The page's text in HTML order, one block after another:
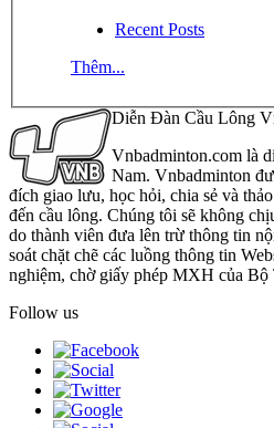
Recent Posts
Thêm...
Diễn Đàn Cầu Lông
Vnbadminton.com là
Nam. Vnbadminton
đích giao lưu, học hỏi, chia sẻ và
đến cầu lông. Chúng tôi sẽ không
do thành viên đưa lên trừ thông tin
soát chặt chẽ các luồng thông tin
nghiệm, chờ giấy phép MXH của
Follow us